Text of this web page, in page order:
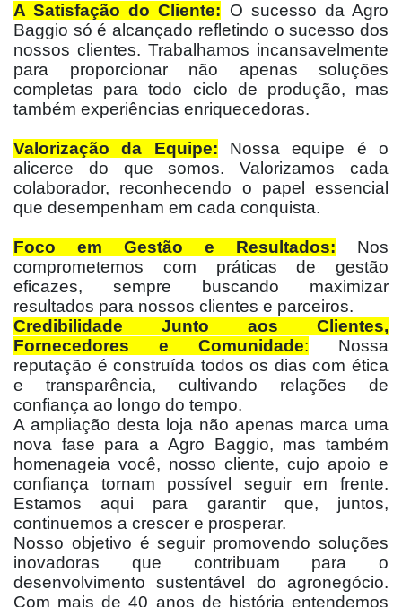
A Satisfação do Cliente: O sucesso da Agro
Baggio só é alcançado refletindo o sucesso dos
nossos clientes. Trabalhamos incansavelmente
para proporcionar não apenas soluções
completas para todo ciclo de produção, mas
também experiências enriquecedoras.
Valorização da Equipe: Nossa equipe é o
alicerce do que somos. Valorizamos cada
colaborador, reconhecendo o papel essencial
que desempenham em cada conquista.
Foco em Gestão e Resultados: Nos
comprometemos com práticas de gestão
eficazes, sempre buscando maximizar
resultados para nossos clientes e parceiros.
Credibilidade Junto aos Clientes,
Fornecedores e Comunidade: Nossa
reputação é construída todos os dias com ética
e transparência, cultivando relações de
confiança ao longo do tempo.
A ampliação desta loja não apenas marca uma
nova fase para a Agro Baggio, mas também
homenageia você, nosso cliente, cujo apoio e
confiança tornam possível seguir em frente.
Estamos aqui para garantir que, juntos,
continuemos a crescer e prosperar.
Nosso objetivo é seguir promovendo soluções
inovadoras que contribuam para o
desenvolvimento sustentável do agronegócio.
Com mais de 40 anos de história entendemos